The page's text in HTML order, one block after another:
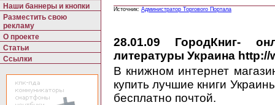
Наши баннеры и кнопки
Разместить свою
рекламу
О проекте
Статьи
Ссылки
Источник: Администратор Торгового Портала
28.01.09 ГородКниг-
литературы Украина
В книжном интернет
купить лучшие книги
бесплатно почтой.